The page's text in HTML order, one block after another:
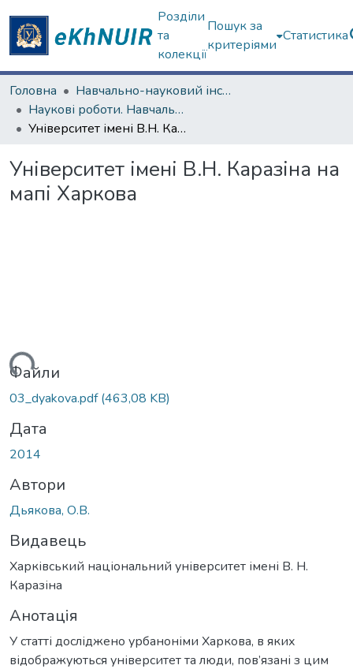
Розділи
та
колекції
Пошук за
критеріями
Статистика
Головна
Навчально-науковий інститут філософії, культурології, політології
Наукові роботи. Навчально-науковий інститут філософії, культурології, політології
Університет імені В.Н. Каразіна на мапі Харкова
Університет імені В.Н. Каразіна на
мапі Харкова
Файли
03_dyakova.pdf(463,08 KB)
Дата
2014
Автори
Дьякова, О.В.
Видавець
Харківський національний університет імені В. Н.
Каразіна
Анотація
У статті досліджено урбаноніми Харкова, в яких
відображуються університет та люди, пов’язані з цим